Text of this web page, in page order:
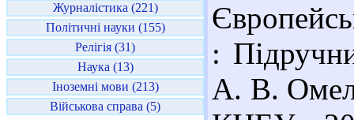
Журналістика (221)
Політичні науки (155)
Релігія (31)
Наука (13)
Іноземні мови (213)
Військова справа (5)
:
А. В.